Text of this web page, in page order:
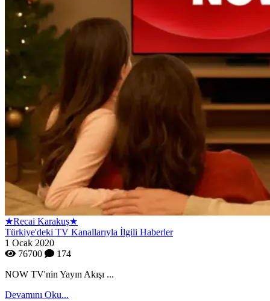
★Recai Karakuş★
Türkiye'deki TV Kanallarıyla İlgili Haberler
1 Ocak 2020
76700
174
NOW TV'nin Yayın Akışı ...
Devamını Oku...